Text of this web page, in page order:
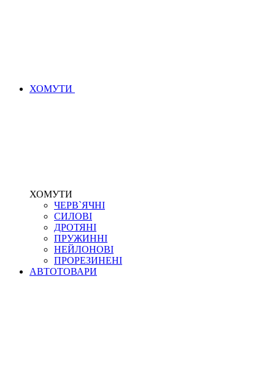
ХОМУТИ
ХОМУТИ
ЧЕРВ`ЯЧНІ
СИЛОВІ
ДРОТЯНІ
ПРУЖИННІ
НЕЙЛОНОВІ
ПРОРЕЗИНЕНІ
АВТОТОВАРИ